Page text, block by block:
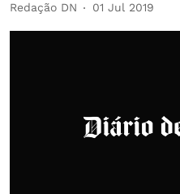
Redação DN 01 Jul 2019